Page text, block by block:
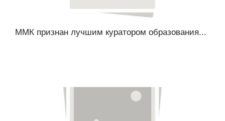
ММК признан лучшим куратором образования...